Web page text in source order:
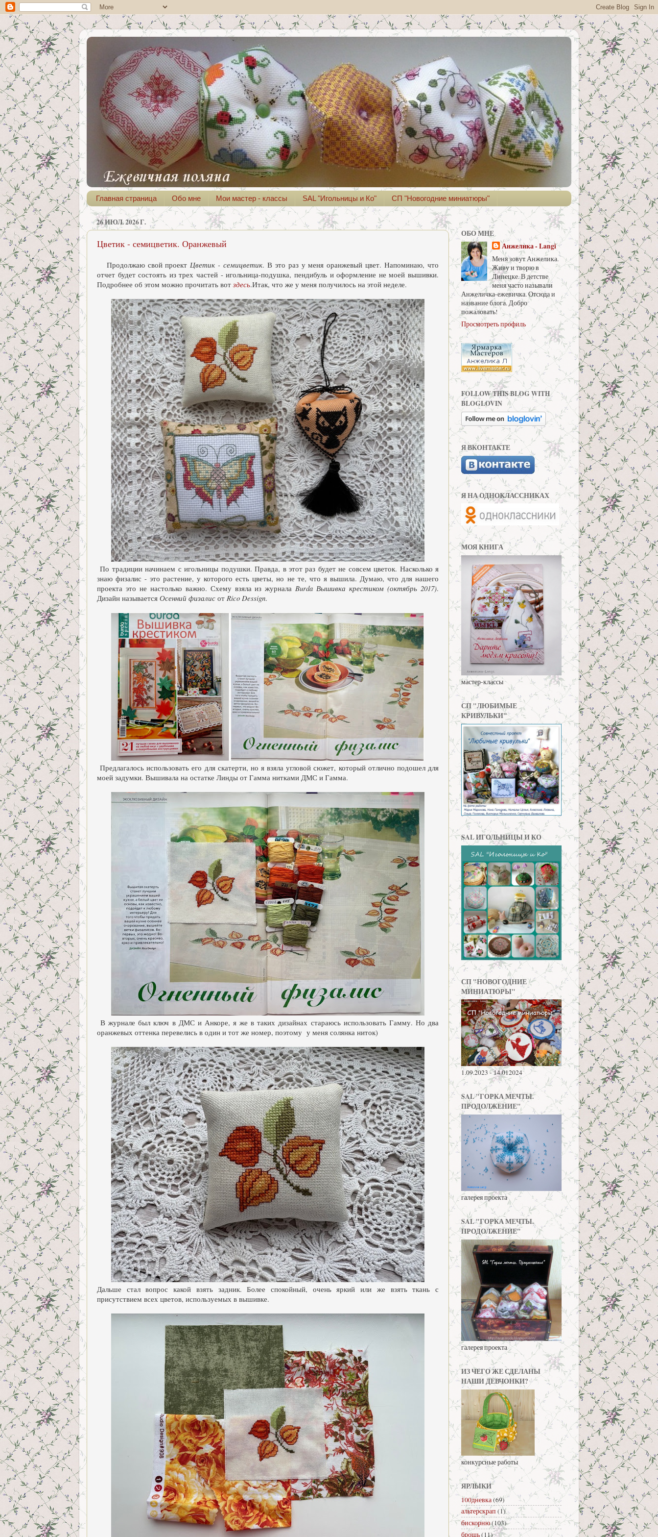
Главная страница Обо мне Мои мастер - классы SAL "Игольницы и Ко" СП "Новогодние миниатюры"
26 ИЮЛ. 2026 Г.
Цветик - семицветик. Оранжевый
Продолжаю свой проект Цветик - семицветик. В это раз у меня оранжевый цвет. Напоминаю, что
отчет будет состоять из трех частей - игольница-подушка, пендибуль и оформление не моей вышивки.
Подробнее об этом можно прочитать вот здесь.Итак, что же у меня получилось на этой неделе.
По традиции начинаем с игольницы подушки. Правда, в этот раз будет не совсем цветок. Насколько я
знаю физалис - это растение, у которого есть цветы, но не те, что я вышила. Думаю, что для нашего
проекта это не настолько важно. Схему взяла из журнала Burda Вышивка крестиком (октябрь 2017).
Дизайн называется Осенний физалис от Rico Dessign.
Предлагалось использовать его для скатерти, но я взяла угловой сюжет, который отлично подошел для
моей задумки. Вышивала на остатке Линды от Гамма нитками ДМС и Гамма.
В журнале был ключ в ДМС и Анкоре, я же в таких дизайнах стараюсь использовать Гамму. Но два
оранжевых оттенка перевелись в один и тот же номер, поэтому у меня солянка ниток)
Дальше стал вопрос какой взять задник. Более спокойный, очень яркий или же взять ткань с
присутствием всех цветов, используемых в вышивке.
ОБО МНЕ
Анжелика - Langi
Меня зовут Анжелика.
Живу и творю в
Липецке. В детстве
меня часто называли
Анжеличка-ежевичка. Отсюда и
название блога. Добро
пожаловать!
Просмотреть профиль
FOLLOW THIS BLOG WITH
BLOGLOVIN
Я ВКОНТАКТЕ
Я НА ОДНОКЛАССНИКАХ
МОЯ КНИГА
мастер-классы
СП "ЛЮБИМЫЕ
КРИВУЛЬКИ"
SAL ИГОЛЬНИЦЫ И КО
СП "НОВОГОДНИЕ
МИНИАТЮРЫ"
1.09.2023 - 14.012024
SAL "ГОРКА МЕЧТЫ.
ПРОДОЛЖЕНИЕ"
галерея проекта
SAL "ГОРКА МЕЧТЫ.
ПРОДОЛЖЕНИЕ"
галерея проекта
ИЗ ЧЕГО ЖЕ СДЕЛАНЫ
НАШИ ДЕВЧОНКИ?
конкурсные работы
ЯРЛЫКИ
100дневка(69)
альтерскрап (1)
бискорню(103)
брошь(11)